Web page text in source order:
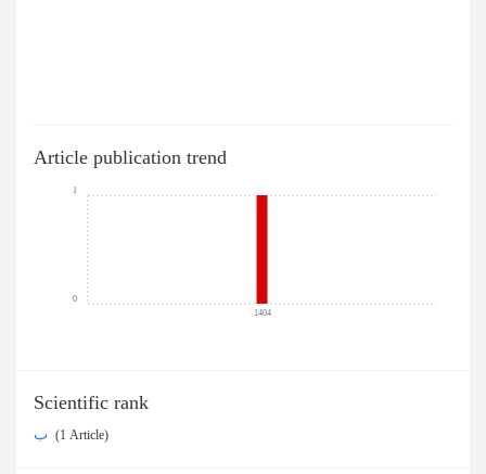
Article publication trend
1404
0
1
Scientific rank
‎ (1 Article)